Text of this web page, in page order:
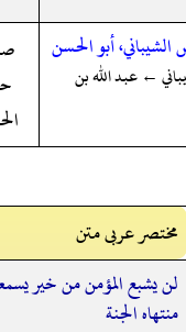
أبو الحسن
← عبد الله بن
مختصر عربی متن
لن يشبع المؤمن من خير
منتهاه الجنة